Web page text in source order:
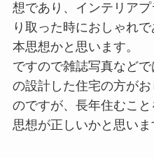
想であり、インテリア
り取った時におしゃれ
本思想かと思います。
ですので雑誌写真など
の設計した住宅の方が
のですが、長年住むこ
思想が正しいかと思いま